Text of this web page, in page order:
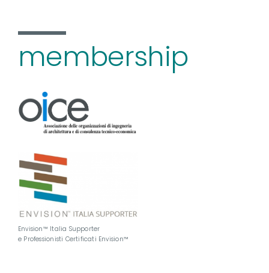
membership
Envision™ Italia Supporter
e Professionisti Certificati Envision™